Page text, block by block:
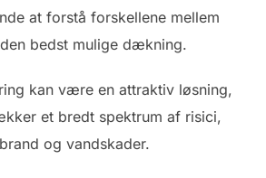
at forstå forskellene mellem
bedst mulige dækning.
kan være en attraktiv løsning,
et bredt spektrum af risici,
og vandskader.